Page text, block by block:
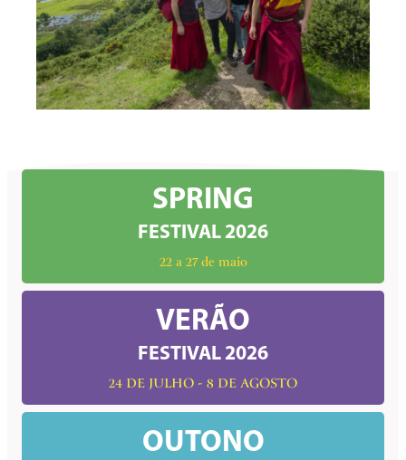
SPRING
FESTIVAL 2026
22 a 27 de maio
VERÃO
FESTIVAL 2026
24 DE JULHO - 8 DE AGOSTO
OUTONO